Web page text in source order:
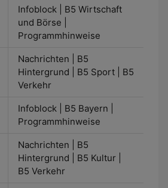
Infoblock | B5 Wirtschaft
und Börse |
Programmhinweise
Nachrichten | B5
Hintergrund | B5 Sport | B5
Verkehr
Infoblock | B5 Bayern |
Programmhinweise
Nachrichten | B5
Hintergrund | B5 Kultur |
B5 Verkehr